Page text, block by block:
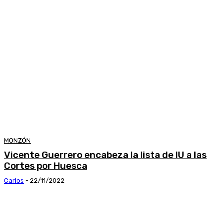
MONZÓN
Vicente Guerrero encabeza la lista de IU a las
Cortes por Huesca
Carlos - 22/11/2022